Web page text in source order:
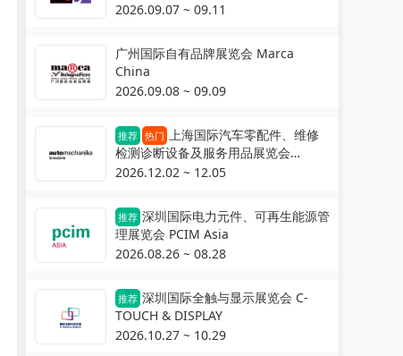
2026.09.07 ~ 09.11
广州国际自有品牌展览会 Marca
China
2026.09.08 ~ 09.09
推荐 热门 上海国际汽车零配件、维修
检测诊断设备及服务用品展览会
Automechanika Shanghai
2026.12.02 ~ 12.05
推荐 深圳国际电力元件、可再生能源管
理展览会 PCIM Asia
2026.08.26 ~ 08.28
推荐 深圳国际全触与显示展览会 C-
TOUCH & DISPLAY
2026.10.27 ~ 10.29